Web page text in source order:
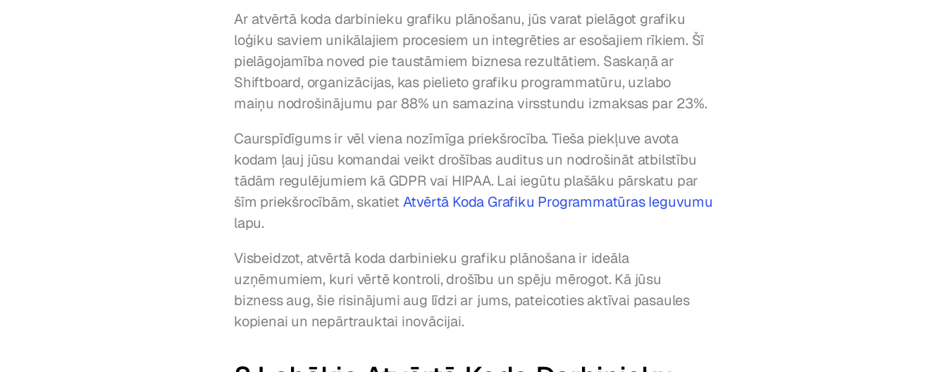
Ar atvērtā koda darbinieku grafiku plānošanu, jūs varat pielāgot grafiku
loģiku saviem unikālajiem procesiem un integrēties ar esošajiem rīkiem. Šī
pielāgojamība noved pie taustāmiem biznesa rezultātiem. Saskaņā ar
Shiftboard, organizācijas, kas pielieto grafiku programmatūru, uzlabo
maiņu nodrošinājumu par 88% un samazina virsstundu izmaksas par 23%.
Caurspīdīgums ir vēl viena nozīmīga priekšrocība. Tieša piekļuve avota
kodam ļauj jūsu komandai veikt drošības auditus un nodrošināt atbilstību
tādām regulējumiem kā GDPR vai HIPAA. Lai iegūtu plašāku pārskatu par
šīm priekšrocībām, skatiet Atvērtā Koda Grafiku Programmatūras Ieguvumu
lapu.
Visbeidzot, atvērtā koda darbinieku grafiku plānošana ir ideāla
uzņēmumiem, kuri vērtē kontroli, drošību un spēju mērogot. Kā jūsu
bizness aug, šie risinājumi aug līdzi ar jums, pateicoties aktīvai pasaules
kopienai un nepārtrauktai inovācijai.